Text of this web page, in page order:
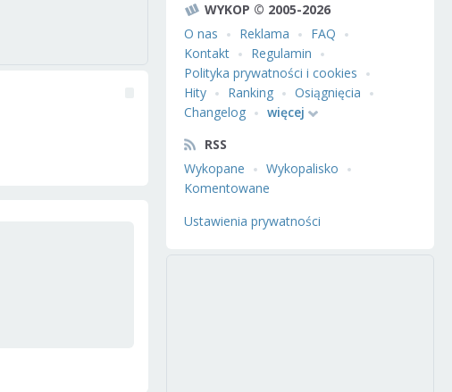
WYKOP © 2005-2026
O nas
Reklama
FAQ
Kontakt
Regulamin
Polityka prywatności i cookies
Hity
Ranking
Osiągnięcia
Changelog
więcej
RSS
Wykopane
Wykopalisko
Komentowane
Ustawienia prywatności